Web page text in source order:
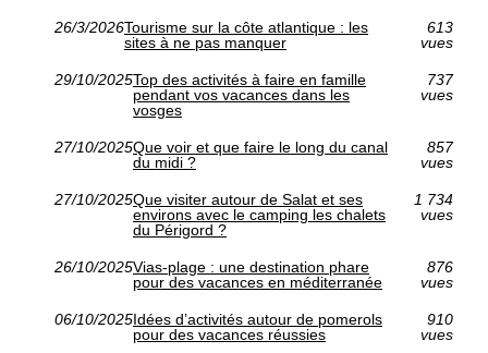
26/3/2026Tourisme sur la côte atlantique : les
sites à ne pas manquer
613
vues
29/10/2025Top des activités à faire en famille
pendant vos vacances dans les
vosges
737
vues
27/10/2025Que voir et que faire le long du canal
du midi ?
857
vues
27/10/2025Que visiter autour de Salat et ses
environs avec le camping les chalets
du Périgord ?
1 734
vues
26/10/2025Vias-plage : une destination phare
pour des vacances en méditerranée
876
vues
06/10/2025Idées d’activités autour de pomerols
pour des vacances réussies
910
vues